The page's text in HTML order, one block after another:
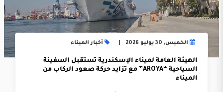
الخميس, 30 يوليو 2026 أخبار الميناء
الهيئة العامة لميناء الإسكندرية تستقبل السفينة
السياحية “AROYA” مع تزايد حركة صعود الركاب من
الميناء